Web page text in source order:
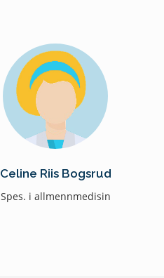
Celine Riis Bogsrud
Spes. i allmennmedisin